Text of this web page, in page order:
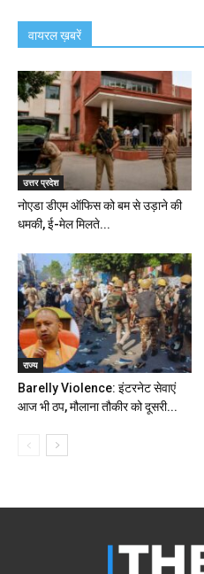
वायरल ख़बरें
उत्तर प्रदेश
नोएडा डीएम ऑफिस को बम से उड़ाने की
धमकी, ई-मेल मिलते...
राज्य
Barelly Violence: इंटरनेट सेवाएं
आज भी ठप, मौलाना तौकीर को दूसरी...